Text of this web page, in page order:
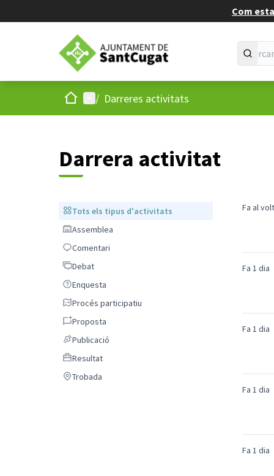
Com
Inici Menú principal
/ Darreres activitats
Darrera activitat
Tots els tipus d'activitats
Tots els tipus d'activitats
Assemblea
Assemblea
Comentari
Comentari
DebatDebat
Enquesta
Enquesta
Procés participatiu
Procés participatiu
Proposta
Proposta
Publicació
Publicació
Resultat
Resultat
Trobada
Trobada
Fa al
Fa 1 dia
Fa 1 dia
Fa 1 dia
Fa 1 dia